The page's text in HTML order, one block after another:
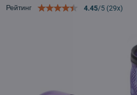
Рейтинг 4.45/5 (29x)